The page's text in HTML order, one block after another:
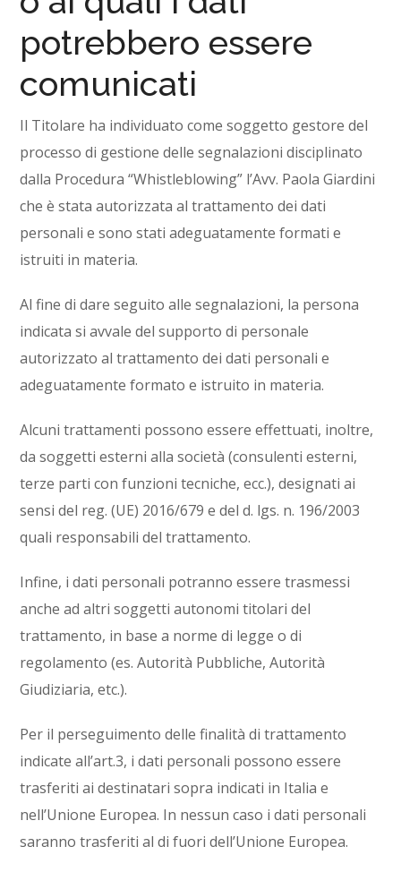
potrebbero essere
comunicati
Il Titolare ha individuato come soggetto gestore del
processo di gestione delle segnalazioni disciplinato
dalla Procedura “Whistleblowing” l’Avv. Paola Giardini
che è stata autorizzata al trattamento dei dati
personali e sono stati adeguatamente formati e
istruiti in materia.
Al fine di dare seguito alle segnalazioni, la persona
indicata si avvale del supporto di personale
autorizzato al trattamento dei dati personali e
adeguatamente formato e istruito in materia.
Alcuni trattamenti possono essere effettuati, inoltre,
da soggetti esterni alla società (consulenti esterni,
terze parti con funzioni tecniche, ecc.), designati ai
sensi del reg. (UE) 2016/679 e del d. lgs. n. 196/2003
quali responsabili del trattamento.
Infine, i dati personali potranno essere trasmessi
anche ad altri soggetti autonomi titolari del
trattamento, in base a norme di legge o di
regolamento (es. Autorità Pubbliche, Autorità
Giudiziaria, etc.).
Per il perseguimento delle finalità di trattamento
indicate all’art.3, i dati personali possono essere
trasferiti ai destinatari sopra indicati in Italia e
nell’Unione Europea. In nessun caso i dati personali
saranno trasferiti al di fuori dell’Unione Europea.